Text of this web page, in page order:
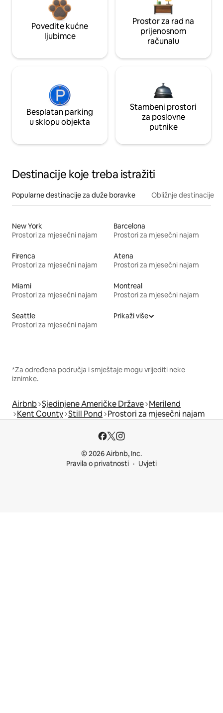
Povedite kućne
ljubimce
Prostor za rad na
prijenosnom
računalu
Besplatan parking
u sklopu objekta
Stambeni prostori
za poslovne
putnike
Destinacije koje treba istražiti
Popularne destinacije za duže boravke Obližnje destinacije
New York
Prostori za mjesečni najam
Barcelona
Prostori za mjesečni najam
Firenca
Prostori za mjesečni najam
Atena
Prostori za mjesečni najam
Miami
Prostori za mjesečni najam
Montreal
Prostori za mjesečni najam
Seattle
Prostori za mjesečni najam
Prikaži više
*Za određena područja i smještaje mogu vrijediti neke
iznimke.
Airbnb Sjedinjene Američke Države Merilend
Kent County Still Pond Prostori za mjesečni najam
© 2026 Airbnb, Inc.
Pravila o privatnosti
Uvjeti